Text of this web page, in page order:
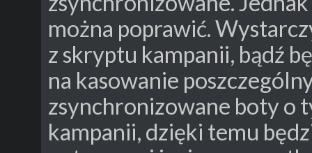
można poprawić.
z skryptu kampanii, bądź
na kasowanie
zsynchronizowane boty o
kampanii, dzięki temu